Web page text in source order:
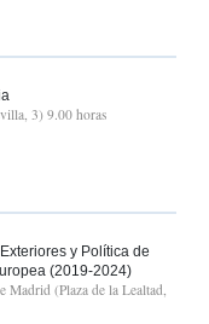
3) 9.00 horas
y Política de
(2019-2024)
(Plaza de la Lealtad,